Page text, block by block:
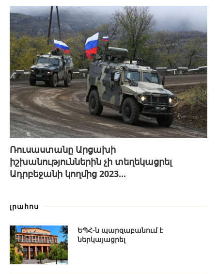
Ռուսաստանը Արցախի
իշխանություններին չի տեղեկացրել
Ադրբեջանի կողմից 2023...
լրահոս
ԵՊՀ-ն պարզաբանում է
ներկայացրել